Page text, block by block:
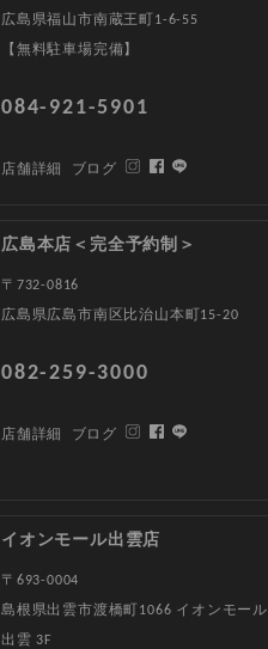
広島県福山市南蔵王町1-6-55
【無料駐車場完備】
084-921-5901
店舗詳細 ブログ
広島本店＜完全予約制＞
〒732-0816
広島県広島市南区比治山本町15-20
082-259-3000
店舗詳細 ブログ
イオンモール出雲店
〒693-0004
島根県出雲市渡橋町1066 イオンモール
出雲 3F